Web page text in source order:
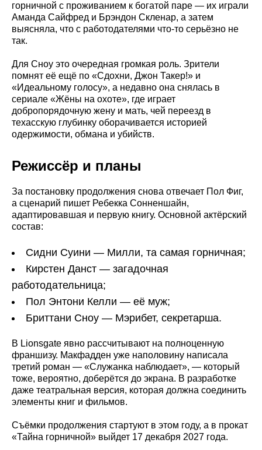
горничной с проживанием к богатой паре — их играли
Аманда Сайфред и Брэндон Скленар, а затем
выясняла, что с работодателями что-то серьёзно не
так.
Для Сноу это очередная громкая роль. Зрители
помнят её ещё по «Сдохни, Джон Такер!» и
«Идеальному голосу», а недавно она снялась в
сериале «Жёны на охоте», где играет
добропорядочную жену и мать, чей переезд в
техасскую глубинку оборачивается историей
одержимости, обмана и убийств.
Режиссёр и планы
За постановку продолжения снова отвечает Пол Фиг,
а сценарий пишет Ребекка Сонненшайн,
адаптировавшая и первую книгу. Основной актёрский
состав:
Сидни Суини — Милли, та самая горничная;
Кирстен Данст — загадочная
работодательница;
Пол Энтони Келли — её муж;
Бриттани Сноу — Мэрибет, секретарша.
В Lionsgate явно рассчитывают на полноценную
франшизу. Макфадден уже наполовину написала
третий роман — «Служанка наблюдает», — который
тоже, вероятно, доберётся до экрана. В разработке
даже театральная версия, которая должна соединить
элементы книг и фильмов.
Съёмки продолжения стартуют в этом году, а в прокат
«Тайна горничной» выйдет 17 декабря 2027 года.